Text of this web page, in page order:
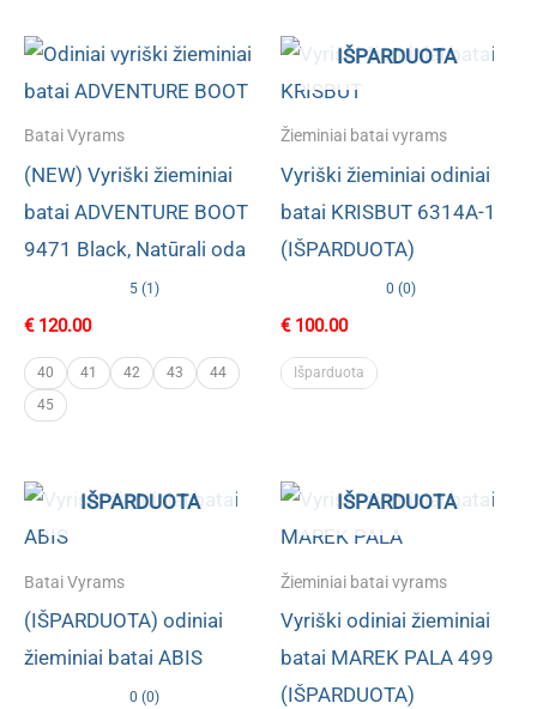
Batai Vyrams
(NEW) Vyriški žieminiai
batai ADVENTURE BOOT
9471 Black, Natūrali oda
5 (1)
€120.00
40 41 42 43
44
45
IŠPARDUOTA
Žieminiai batai vyrams
Vyriški žieminiai odiniai
batai KRISBUT 6314A-1
(IŠPARDUOTA)
0 (0)
€100.00
Išparduota
IŠPARDUOTA
Batai Vyrams
(IŠPARDUOTA) odiniai
žieminiai batai ABIS
0 (0)
IŠPARDUOTA
Žieminiai batai vyrams
Vyriški odiniai žieminiai
batai MAREK PALA 499
(IŠPARDUOTA)